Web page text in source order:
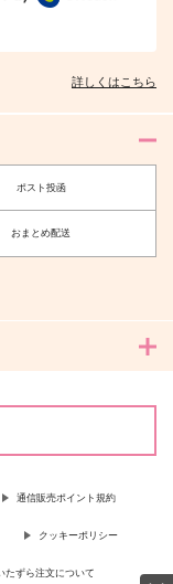
詳しくはこちら
ポスト投函
おまとめ配送
通信販売ポイント規約
クッキーポリシー
たずら注文について